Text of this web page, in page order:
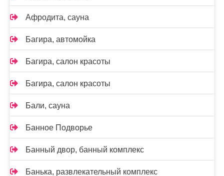
Афродита, сауна
Багира, автомойка
Багира, салон красоты
Багира, салон красоты
Бали, сауна
Банное Подворье
Банный двор, банный комплекс
Банька, развлекательный комплекс